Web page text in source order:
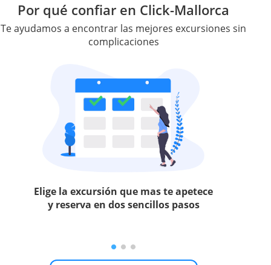
Por qué confiar en Click-Mallorca
Te ayudamos a encontrar las mejores excursiones sin
complicaciones
Elige la excursión que mas te apetece
y reserva en dos sencillos pasos